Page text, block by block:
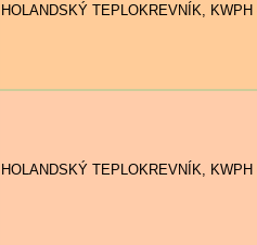
HOLANDSKÝ TEPLOKREVNÍK,
HOLANDSKÝ TEPLOKREVNÍK,